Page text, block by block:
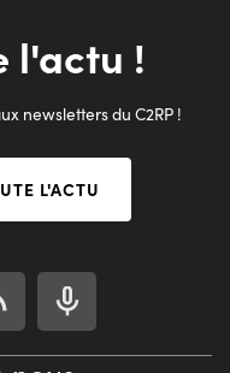
l'actu !
newsletters du C2RP !
L'ACTU